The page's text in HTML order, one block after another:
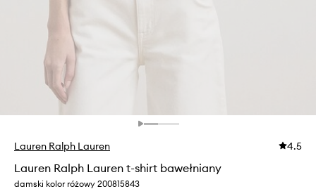
Lauren Ralph Lauren 4.5
Lauren Ralph Lauren t-shirt bawełniany
damski kolor różowy 200815843